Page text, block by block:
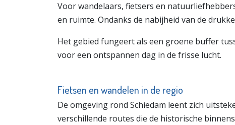
Voor wandelaars, fietsers en
en ruimte. Ondanks de nabijheid van de
Het gebied fungeert als een groene buffer
voor een ontspannen dag in de frisse lucht.
Fietsen en wandelen in de regio
De omgeving rond Schiedam leent zich
verschillende routes die de historische